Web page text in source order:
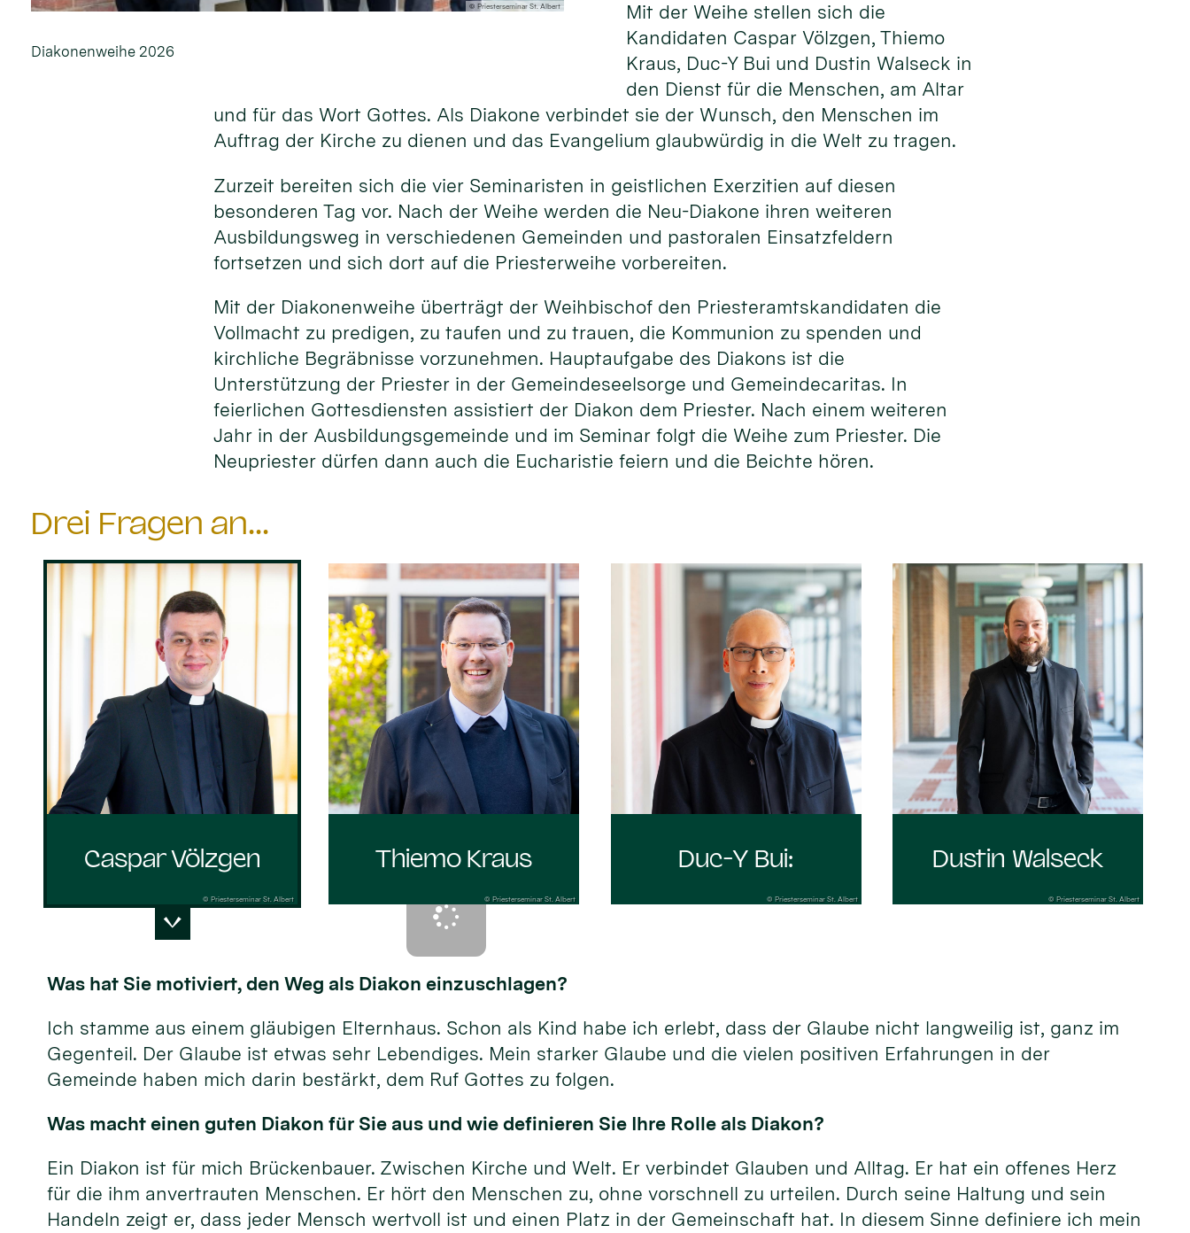
© Priesterseminar St. Albert
Diakonenweihe 2026
Mit der Weihe stellen sich die
Kandidaten Caspar Völzgen, Thiemo
Kraus, Duc-Y Bui und Dustin Walseck in
den Dienst für die Men­schen, am Altar
und für das Wort Gottes. Als Diakone verbindet sie der Wunsch, den Menschen im
Auftrag der Kirche zu dienen und das Evangelium glaubwürdig in die Welt zu tragen.
Zurzeit bereiten sich die vier Seminaristen in geistlichen Exerzitien auf diesen
besonderen Tag vor. Nach der Weihe werden die Neu-Diakone ihren weiteren
Ausbildungsweg in verschiedenen Gemeinden und pastoralen Einsatzfeldern
fortsetzen und sich dort auf die Priesterweihe vorbereiten.
Mit der Diakonenweihe überträgt der Weihbischof den Priesteramtskandidaten die
Vollmacht zu predigen, zu taufen und zu trauen, die Kommunion zu spenden und
kirchliche Begräbnisse vorzunehmen. Hauptaufgabe des Diakons ist die
Unterstützung der Priester in der Gemeindeseelsorge und Gemeindecaritas. In
feierlichen Gottesdiensten assistiert der Diakon dem Priester. Nach einem weiteren
Jahr in der Ausbildungsgemeinde und im Seminar folgt die Weihe zum Priester. Die
Neupriester dürfen dann auch die Eucharistie feiern und die Beichte hören.
Drei Fragen an...
Caspar Völzgen
© Priesterseminar St. Albert
Was hat Sie motiviert, den Weg als Diakon einzuschlagen?
Ich stamme aus einem gläubigen Elternhaus. Schon als Kind habe ich erlebt, dass der Glaube nicht langweilig ist, ganz im
Gegenteil. Der Glaube ist etwas sehr Lebendiges. Mein starker Glaube und die vielen positiven Erfahrungen in der
Gemeinde haben mich darin bestärkt, dem Ruf Gottes zu folgen.
Was macht einen guten Diakon für Sie aus und wie definieren Sie Ihre Rolle als Diakon?
Ein Diakon ist für mich Brückenbauer. Zwischen Kirche und Welt. Er verbindet Glauben und Alltag. Er hat ein offenes Herz
für die ihm anvertrauten Menschen. Er hört den Menschen zu, ohne vorschnell zu urteilen. Durch seine Haltung und sein
Handeln zeigt er, dass jeder Mensch wertvoll ist und einen Platz in der Gemeinschaft hat. In diesem Sinne definiere ich mein
Thiemo Kraus
© Priesterseminar St. Albert
Duc-Y Bui:
© Priesterseminar St. Albert
Dustin Walseck
© Priesterseminar St. Albert